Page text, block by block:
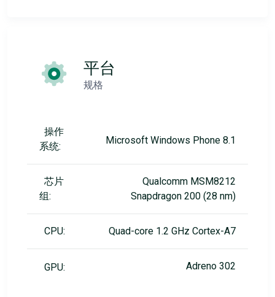
平台
规格
操作
系统:
Microsoft Windows Phone 8.1
芯片
组:
Qualcomm MSM8212
Snapdragon 200 (28 nm)
CPU: Quad-core 1.2 GHz Cortex-A7
GPU: Adreno 302